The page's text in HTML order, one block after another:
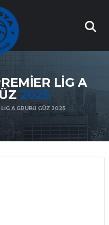
LIG A
2025
A GRUBU GÜZ 2025